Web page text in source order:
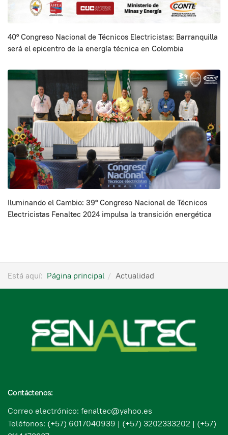
40° Congreso Nacional de Técnicos Electricistas: Barranquilla
será el epicentro de la energía técnica en Colombia
Iluminando el Cambio: 39º Congreso Nacional de Técnicos
Electricistas Fenaltec 2024 impulsa la transición energética
Está aquí: Página principal Actualidad
Contáctenos:
Correo electrónico: fenaltec@yahoo.es
Teléfonos: (+57) 6017040939 | (+57) 3202333202 | (+57)